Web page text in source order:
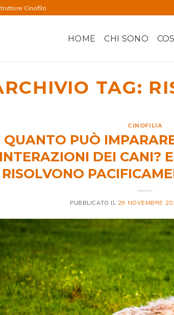
Cinofilo
HOME CHI SONO
TAG:
CINOFILIA
QUANTO PUÒ
INTERAZIONI DEI CANI?
RISOLVONO
PUBBLICATO IL 29 NOVEMBRE